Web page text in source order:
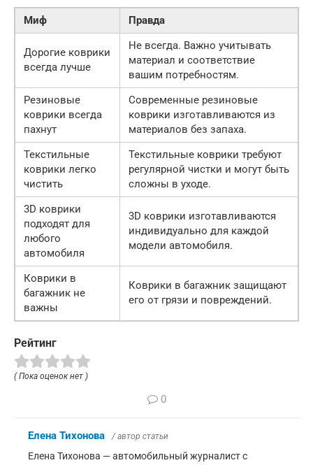
Миф Правда
Дорогие коврики
всегда лучше
Не всегда. Важно учитывать
материал и соответствие
вашим потребностям.
Резиновые
коврики всегда
пахнут
Современные резиновые
коврики изготавливаются из
материалов без запаха.
Текстильные
коврики легко
чистить
Текстильные коврики требуют
регулярной чистки и могут быть
сложны в уходе.
3D коврики
подходят для
любого
автомобиля
3D коврики изготавливаются
индивидуально для каждой
модели автомобиля.
Коврики в
багажник не
важны
Коврики в багажник защищают
его от грязи и повреждений.
Рейтинг
( Пока оценок нет )
0
Елена Тихонова / автор статьи
Елена Тихонова — автомобильный журналист с